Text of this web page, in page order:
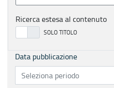
Ricerca estesa al contenuto
Data pubblicazione